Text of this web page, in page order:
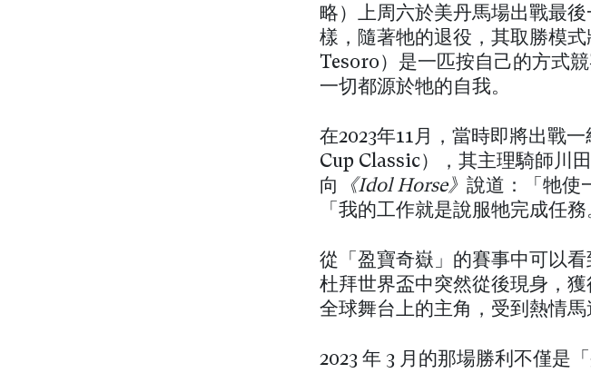
略）上周六於美丹馬場出戰最
樣，隨著牠的退役，其取勝模
Tesoro）是一匹按自己的方式
一切都源於牠的自我。
在2023年11月，當時即將出戰
Cup Classic），其主理騎師川
向
《Idol Horse》 說道：「牠使
「我的工作就是說服牠完成任務
從「盈寶奇嶽」的賽事中可以
杜拜世界盃中突然從後現身，
全球舞台上的主角，受到熱情馬
2023 年 3 月的那場勝利不僅是